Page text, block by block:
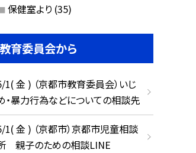
保健室より (35)
教育委員会から
1( 金 ) （京都市教育委員会）いじ
・暴力行為などについての相談先
1( 金 ) （京都市）京都市児童相談
親子のための相談LINE